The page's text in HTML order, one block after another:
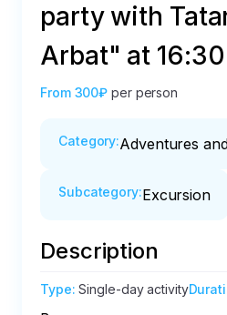
party with
Arbat" at 16:30
From 300₽ per person
Category:Adventures
Subcategory:Excursion
Description
Type:Single-day activity